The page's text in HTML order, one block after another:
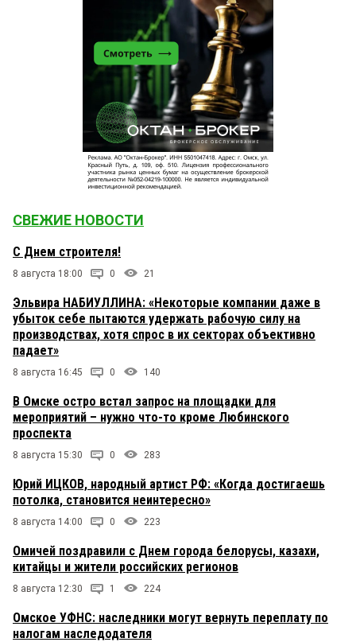
СВЕЖИЕ НОВОСТИ
С Днем строителя!
8 августа 18:00 0 21
Эльвира НАБИУЛЛИНА: «Некоторые компании даже в
убыток себе пытаются удержать рабочую силу на
производствах, хотя спрос в их секторах объективно
падает»
8 августа 16:45 0 140
В Омске остро встал запрос на площадки для
мероприятий – нужно что-то кроме Любинского
проспекта
8 августа 15:30 0 283
Юрий ИЦКОВ, народный артист РФ: «Когда достигаешь
потолка, становится неинтересно»
8 августа 14:00 0 223
Омичей поздравили с Днем города белорусы, казахи,
китайцы и жители российских регионов
8 августа 12:30 1 224
Омское УФНС: наследники могут вернуть переплату по
налогам наследодателя